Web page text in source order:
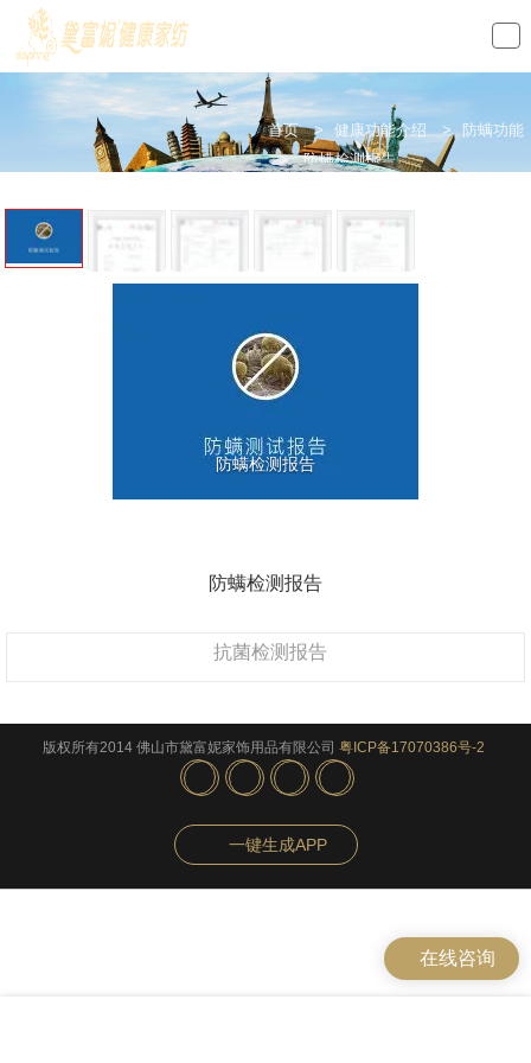
loading
首页 > 健康功能介绍 > 防螨功能
> 防螨检测报告
防螨检测报告
上
一
防螨检测报告
抗菌检测报告
版权所有2014 佛山市黛富妮家饰用品有限公司 粤ICP备17070386号-2
一键生成APP
在线咨询